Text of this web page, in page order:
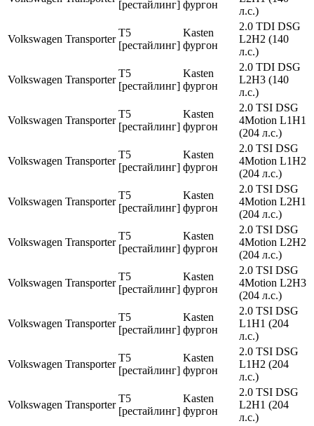
[рестайлинг] фургон
л.с.)
Volkswagen Transporter
T5
[рестайлинг]
Kasten
фургон
2.0 TDI DSG
L2H2 (140
л.с.)
Volkswagen Transporter
T5
[рестайлинг]
Kasten
фургон
2.0 TDI DSG
L2H3 (140
л.с.)
Volkswagen Transporter
T5
[рестайлинг]
Kasten
фургон
2.0 TSI DSG
4Motion L1H1
(204 л.с.)
Volkswagen Transporter
T5
[рестайлинг]
Kasten
фургон
2.0 TSI DSG
4Motion L1H2
(204 л.с.)
Volkswagen Transporter
T5
[рестайлинг]
Kasten
фургон
2.0 TSI DSG
4Motion L2H1
(204 л.с.)
Volkswagen Transporter
T5
[рестайлинг]
Kasten
фургон
2.0 TSI DSG
4Motion L2H2
(204 л.с.)
Volkswagen Transporter
T5
[рестайлинг]
Kasten
фургон
2.0 TSI DSG
4Motion L2H3
(204 л.с.)
Volkswagen Transporter
T5
[рестайлинг]
Kasten
фургон
2.0 TSI DSG
L1H1 (204
л.с.)
Volkswagen Transporter
T5
[рестайлинг]
Kasten
фургон
2.0 TSI DSG
L1H2 (204
л.с.)
Volkswagen Transporter
T5
[рестайлинг]
Kasten
фургон
2.0 TSI DSG
L2H1 (204
л.с.)